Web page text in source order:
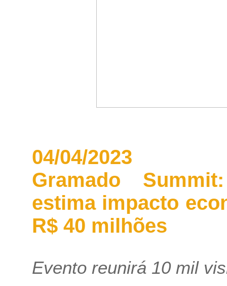
04/04/2023
Gramado
estima impacto
R$ 40 milhões
Evento reunirá 10 mil